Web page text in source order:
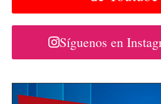
Síguenos en